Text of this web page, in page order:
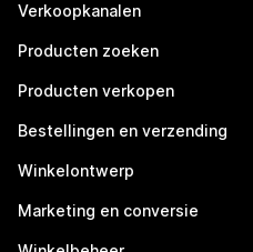
Verkoopkanalen
Producten zoeken
Producten verkopen
Bestellingen en verzending
Winkelontwerp
Marketing en conversie